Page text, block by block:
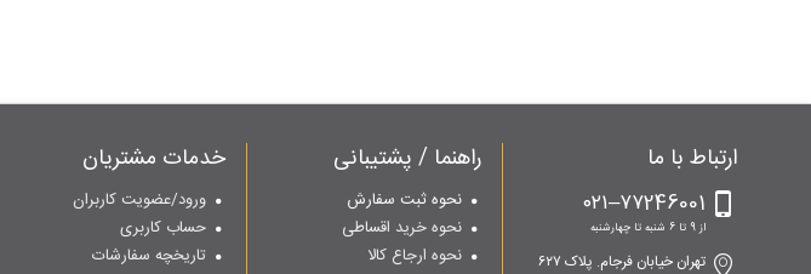
ارتباط با ما
۷۷246001–۰۲۱
از 9 تا 6 شنبه تا چهارشنبه
تهران خیابان فرجام. پلاک ۶۲۷
راهنما / پشتیبانی
نحوه ثبت سفارش
نحوه خرید اقساطی
نحوه ارجاع کالا
خدمات مشتریان
ورود/عضویت کاربران
حساب کاربری
تاریخچه سفارشات